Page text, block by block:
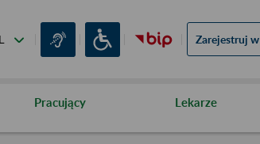
Zarejestruj w
Pracujący Lekarze